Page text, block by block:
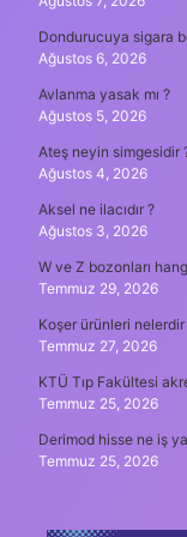
Dondurucuya sigara
Ağustos 6, 2026
Avlanma yasak mı ?
Ağustos 5, 2026
Ateş neyin simgesidir
Ağustos 4, 2026
Aksel ne ilacıdır ?
Ağustos 3, 2026
W ve Z bozonları
Temmuz 29, 2026
Koşer ürünleri nelerdir
Temmuz 27, 2026
KTÜ Tıp Fakültesi
Temmuz 25, 2026
Derimod hisse ne iş
Temmuz 25, 2026